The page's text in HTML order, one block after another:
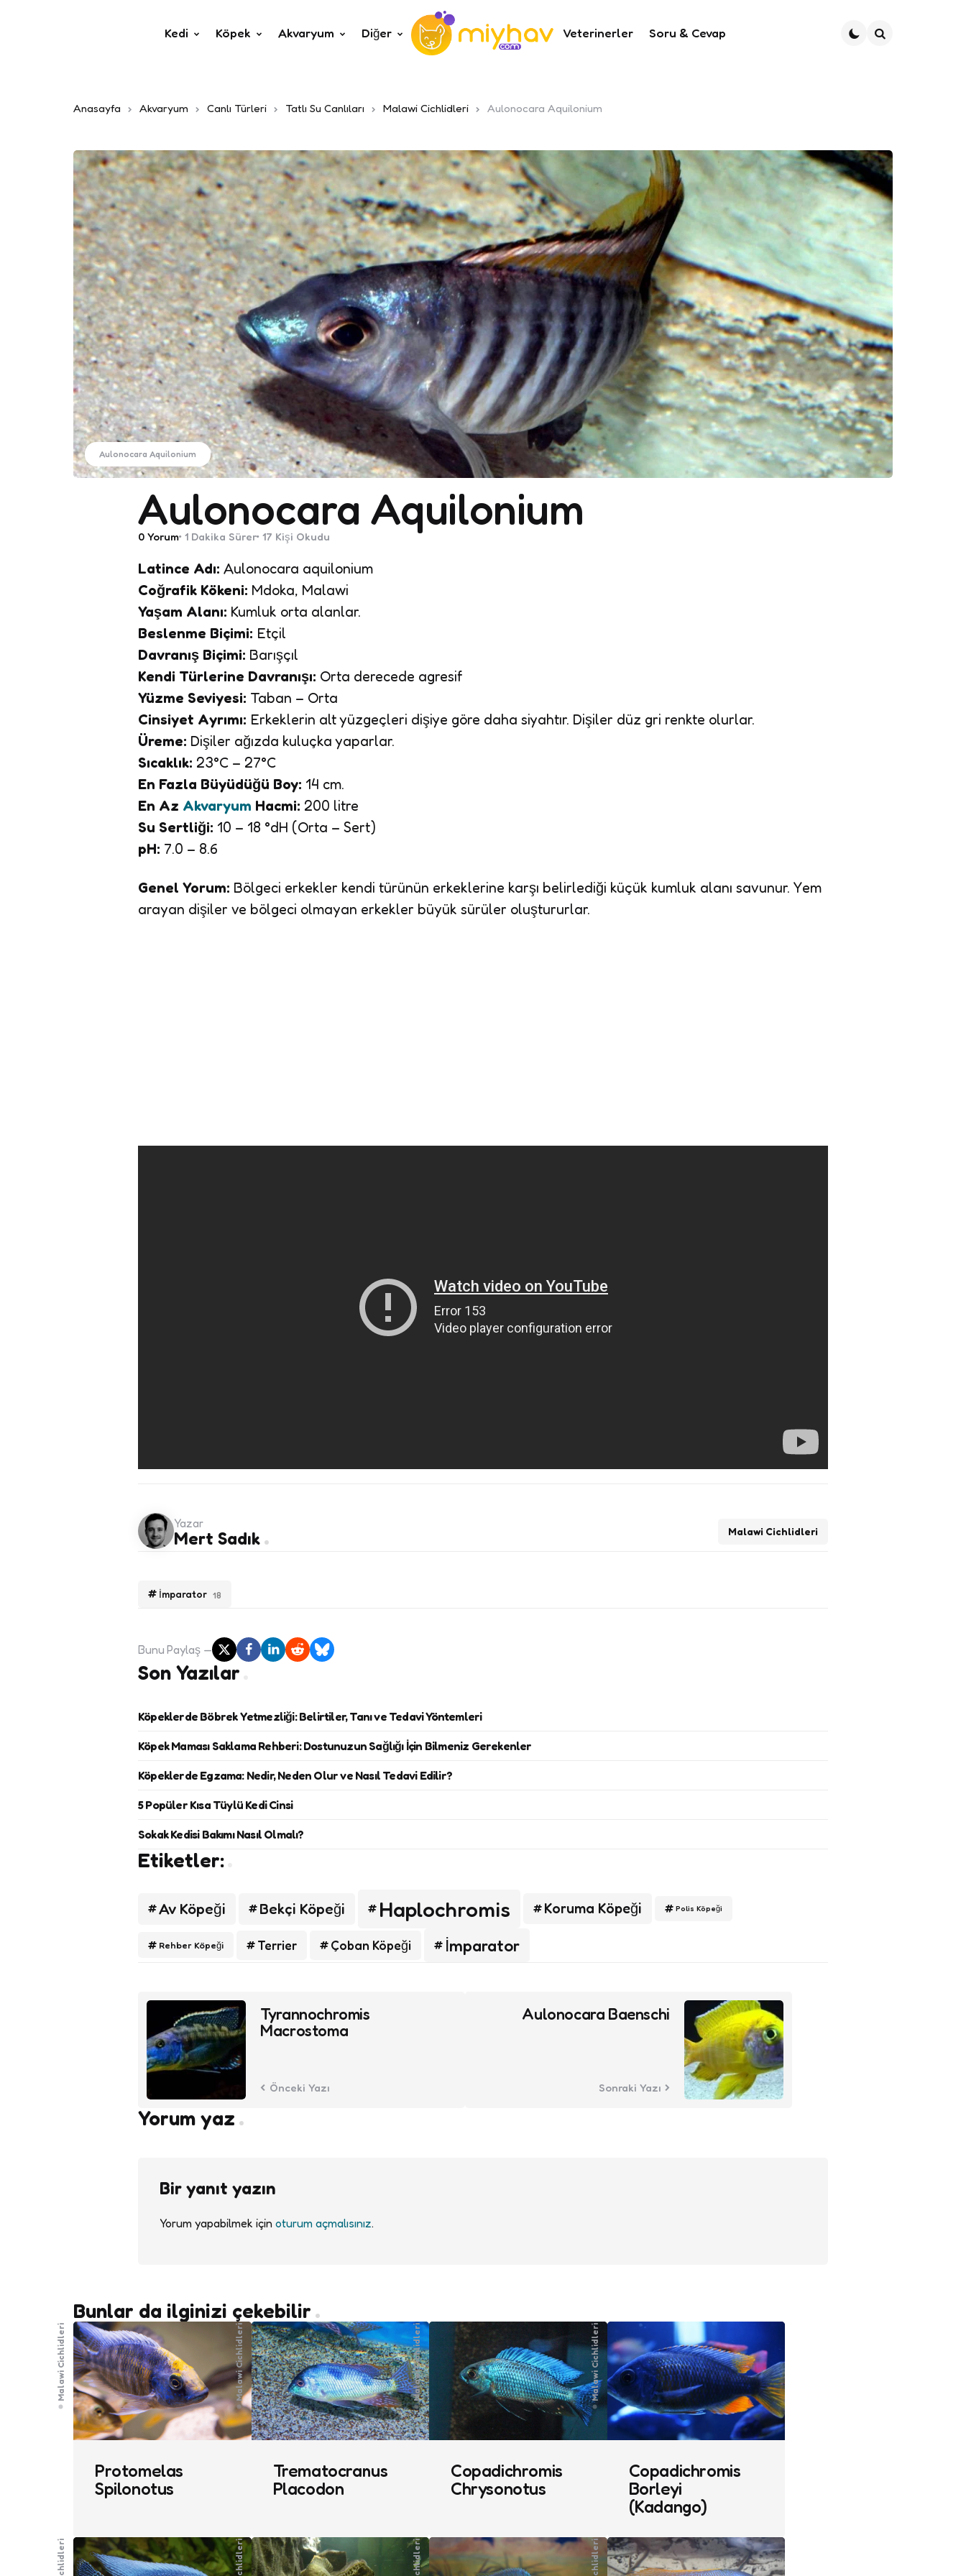
Kedi Köpek Akvaryum Diğer Veterinerler Soru & Cevap
Anasayfa Akvaryum Canlı Türleri Tatlı Su Canlıları Malawi Cichlidleri Aulonocara Aquilonium
Aulonocara Aquilonium
Aulonocara Aquilonium
0 Yorum 1 Dakika Sürer 17 Kişi Okudu
Latince Adı: Aulonocara aquilonium
Coğrafik Kökeni: Mdoka, Malawi
Yaşam Alanı: Kumluk orta alanlar.
Beslenme Biçimi: Etçil
Davranış Biçimi: Barışçıl
Kendi Türlerine Davranışı: Orta derecede agresif
Yüzme Seviyesi: Taban – Orta
Cinsiyet Ayrımı: Erkeklerin alt yüzgeçleri dişiye göre daha siyahtır. Dişiler düz gri renkte olurlar.
Üreme: Dişiler ağızda kuluçka yaparlar.
Sıcaklık: 23°C – 27°C
En Fazla Büyüdüğü Boy: 14 cm.
En Az Akvaryum Hacmi: 200 litre
Su Sertliği: 10 – 18 °dH (Orta – Sert)
pH: 7.0 – 8.6
Genel Yorum: Bölgeci erkekler kendi türünün erkeklerine karşı belirlediği küçük kumluk alanı savunur. Yem
arayan dişiler ve bölgeci olmayan erkekler büyük sürüler oluştururlar.
İmparator 18
Malawi Cichlidleri
Yazar
Mert Sadık
Bunu Paylaş
Son Yazılar
Köpeklerde Böbrek Yetmezliği: Belirtiler, Tanı ve Tedavi Yöntemleri
Köpek Maması Saklama Rehberi: Dostunuzun Sağlığı İçin Bilmeniz Gerekenler
Köpeklerde Egzama: Nedir, Neden Olur ve Nasıl Tedavi Edilir?
5 Popüler Kısa Tüylü Kedi Cinsi
Sokak Kedisi Bakımı Nasıl Olmalı?
Etiketler:
Av Köpeği Bekçi Köpeği Haplochromis Koruma Köpeği Polis Köpeği
Rehber Köpeği Terrier Çoban Köpeği İmparator
Post
navigation
Tyrannochromis
Macrostoma
Önceki Yazı
Aulonocara Baenschi
Sonraki Yazı
Yorum yaz
Bir yanıt yazın
Yorum yapabilmek için oturum açmalısınız.
Bunlar da ilginizi çekebilir
Malawi Cichlidleri
Protomelas
Spilonotus
Malawi Cichlidleri
Trematocranus
Placodon
Malawi Cichlidleri
Copadichromis
Chrysonotus
Malawi Cichlidleri
Copadichromis
Borleyi
(Kadango)